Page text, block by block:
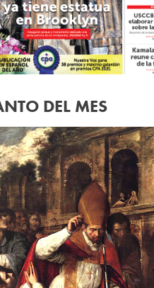
DEL MES